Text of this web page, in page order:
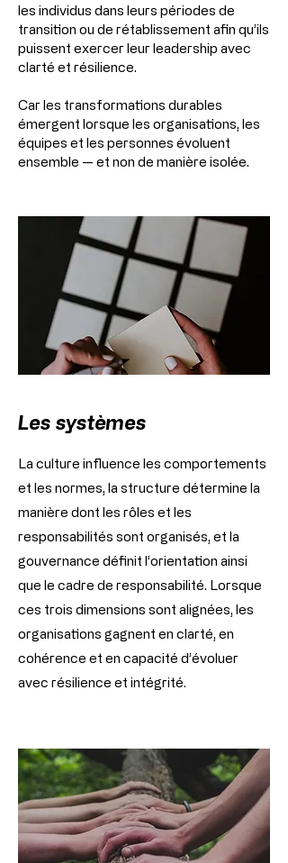
les individus dans leurs périodes de
transition ou de rétablissement afin qu’ils
puissent exercer leur leadership avec
clarté et résilience.
Car les transformations durables
émergent lorsque les organisations, les
équipes et les personnes évoluent
ensemble — et non de manière isolée.
Les systèmes
La culture influence les comportements
et les normes, la structure détermine la
manière dont les rôles et les
responsabilités sont organisés, et la
gouvernance définit l’orientation ainsi
que le cadre de responsabilité. Lorsque
ces trois dimensions sont alignées, les
organisations gagnent en clarté, en
cohérence et en capacité d’évoluer
avec résilience et intégrité.